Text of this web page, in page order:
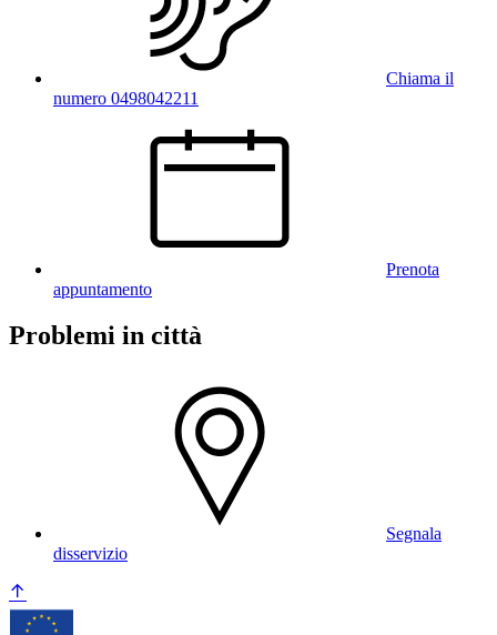
Chiama il
numero 0498042211
Prenota
appuntamento
Problemi in città
Segnala
disservizio